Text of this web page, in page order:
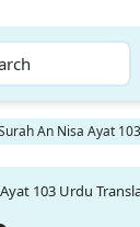
An Nisa Ayat
103 Urdu